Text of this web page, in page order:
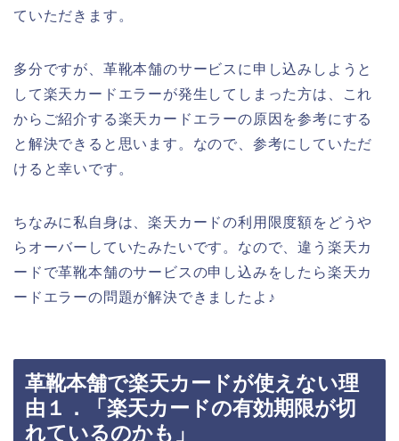
ていただきます。
多分ですが、革靴本舗のサービスに申し込みしようと
して楽天カードエラーが発生してしまった方は、これ
からご紹介する楽天カードエラーの原因を参考にする
と解決できると思います。なので、参考にしていただ
けると幸いです。
ちなみに私自身は、楽天カードの利用限度額をどうや
らオーバーしていたみたいです。なので、違う楽天カ
ードで革靴本舗のサービスの申し込みをしたら楽天カ
ードエラーの問題が解決できましたよ♪
革靴本舗で楽天カードが使えない理
由１．「楽天カードの有効期限が切
れているのかも」